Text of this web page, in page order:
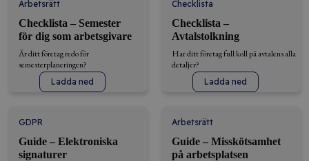
Arbetsrätt
Checklista – Semester
för dig som arbetsgivare
Är ditt företag redo för
semesterplaneringen?
Ladda ned
Checklista
Checklista –
Avtalstolkning
Har ditt företag full koll på avtalens alla
detaljer?
Ladda ned
GDPR
Guide – Elektroniska
signaturer
Arbetsrätt
Guide – Misskötsamhet
på arbetsplatsen